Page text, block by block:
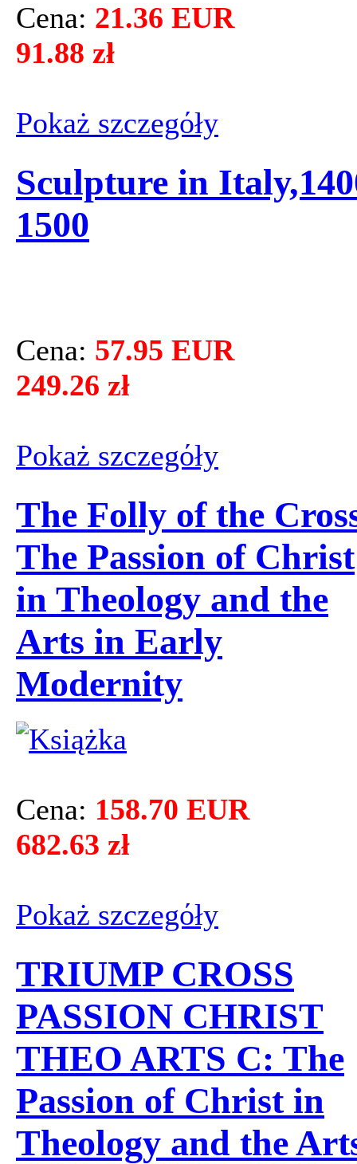
Cena: 21.36 EUR
91.88 zł
Pokaż szczegόły
Sculpture in
1500
Cena: 57.95 EUR
249.26 zł
Pokaż szczegόły
The Folly of the
The Passion of Christ
in Theology and the
Arts in Early
Modernity
Cena: 158.70 EUR
682.63 zł
Pokaż szczegόły
TRIUMP CROSS
PASSION CHRIST
THEO ARTS C: The
Passion of Christ in
Theology and the